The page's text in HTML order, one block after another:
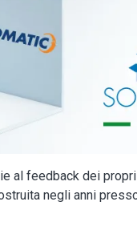
al feedback dei
negli anni